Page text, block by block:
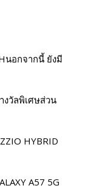
นอกจากนี้ ยังมี
งวัลพิเศษส่วน
HYBRID
A57 5G